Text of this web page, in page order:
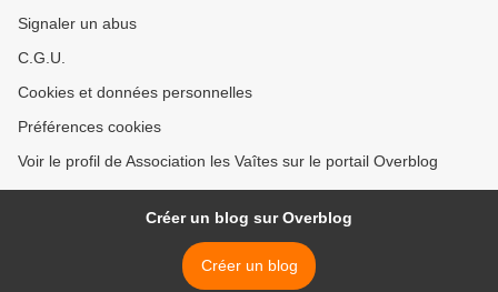
Signaler un abus
C.G.U.
Cookies et données personnelles
Préférences cookies
Voir le profil de Association les Vaîtes sur le portail Overblog
Créer un blog sur Overblog
Créer un blog